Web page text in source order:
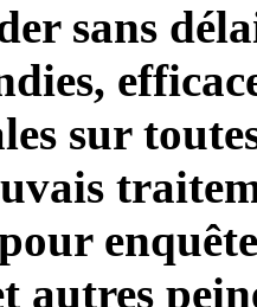
sans
sur
autres